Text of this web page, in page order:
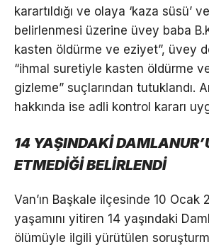
karartıldığı ve olaya ‘kaza süsü’
belirlenmesi üzerine üvey baba
kasten öldürme ve eziyet”, üvey
“ihmal suretiyle kasten öldürme
gizleme” suçlarından tutuklandı.
hakkında ise adli kontrol kararı
14 YAŞINDAKİ
ETMEDİĞİ BELİRLENDİ
Van’ın Başkale ilçesinde 10 Ocak
yaşamını yitiren 14 yaşındaki
ölümüyle ilgili yürütülen